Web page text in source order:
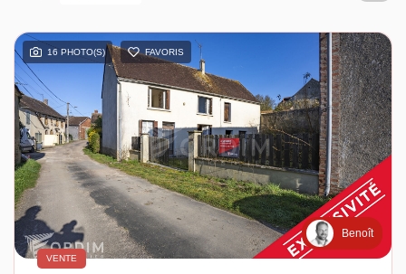
16 PHOTO(S) FAVORIS
Benoît
VENTE